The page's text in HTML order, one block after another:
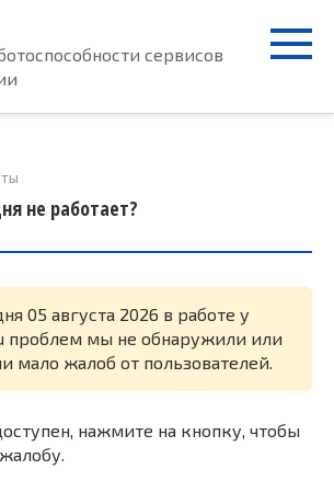
сервисов
не работает?
05 августа 2026 в работе у
проблем мы не обнаружили или
мало жалоб от пользователей.
нажмите на кнопку, чтобы